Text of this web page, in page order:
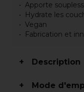
Apporte
Hydrate les
Vegan
Fabrication et
Description
Mode